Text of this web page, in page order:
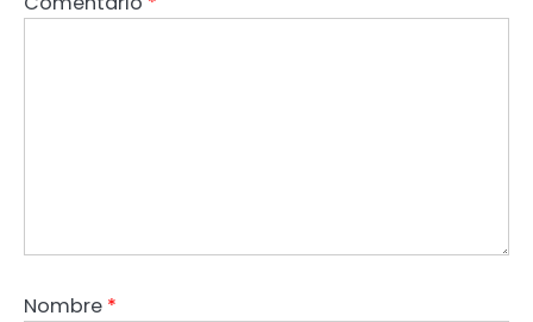
Nombre *